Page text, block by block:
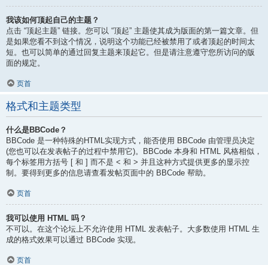
我该如何顶起自己的主题？
点击 “顶起主题” 链接。您可以 “顶起” 主题使其成为版面的第一篇文章。但
是如果您看不到这个情况，说明这个功能已经被禁用了或者顶起的时间太
短。也可以简单的通过回复主题来顶起它。但是请注意遵守您所访问的版
面的规定。
页首
格式和主题类型
什么是BBCode？
BBCode 是一种特殊的HTML实现方式，能否使用 BBCode 由管理员决定
(您也可以在发表帖子的过程中禁用它)。BBCode 本身和 HTML 风格相似，
每个标签用方括号 [ 和 ] 而不是 < 和 > 并且这种方式提供更多的显示控
制。要得到更多的信息请查看发帖页面中的 BBCode 帮助。
页首
我可以使用 HTML 吗？
不可以。在这个论坛上不允许使用 HTML 发表帖子。大多数使用 HTML 生
成的格式效果可以通过 BBCode 实现。
页首